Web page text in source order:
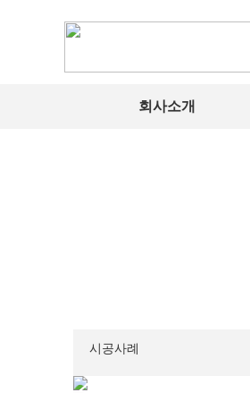
회사소개
시공사례